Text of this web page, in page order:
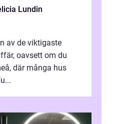
Lundin
av de viktigaste
oavsett om du
där många hus